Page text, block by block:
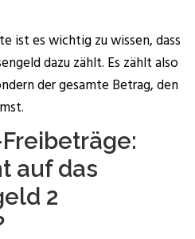
ist es wich­tig zu wis­sen, dass
dazu zählt. Es zählt also
der gesam­te Betrag, den
auf das
2